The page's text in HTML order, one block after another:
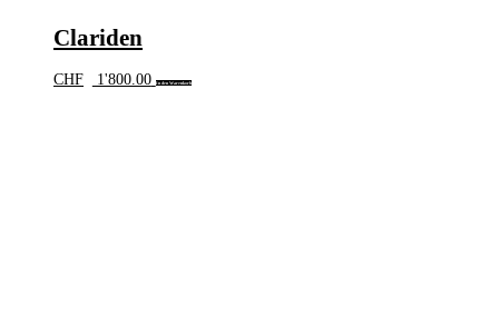
Clariden
CHF 1'800.00 In den Warenkorb